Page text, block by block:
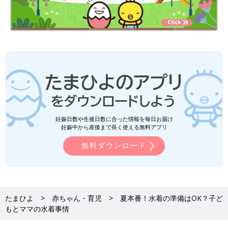
妊娠日数や生後日数に合った情報を毎日お届け
妊娠中から産後まで長く使える無料アプリ
無料ダウンロード
たまひよ 赤ちゃん・育児
夏本番！水着の準備はOK？子ど
もとママの水着事情